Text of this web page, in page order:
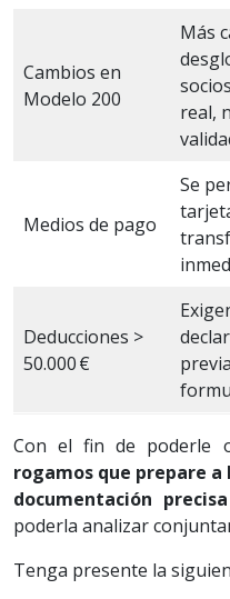
Cambios en
Modelo 200
Más
real,
Medios de pago
Se
Deducciones >
50.000 €
Con el fin de poderle
rogamos que prepare
documentación
poderla analizar
Tenga presente la